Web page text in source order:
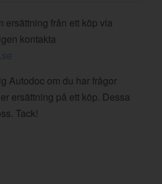
ersättning från ett köp via
kontakta
Autodoc om du har frågor
ersättning på ett köp. Dessa
Tack!